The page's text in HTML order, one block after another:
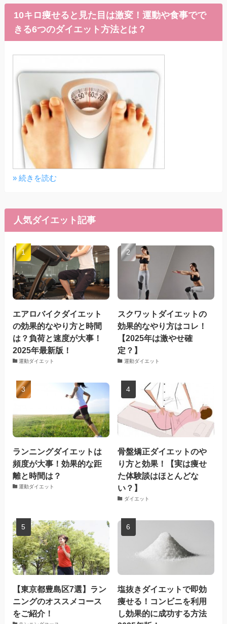
10キロ痩せると見た目は激変！運動や食事でで
きる6つのダイエット方法とは？
» 続きを読む
人気ダイエット記事
エアロバイクダイエット
の効果的なやり方と時間
は？負荷と速度が大事！
2025年最新版！
運動ダイエット
スクワットダイエットの
効果的なやり方はコレ！
【2025年は激やせ確
定？】
運動ダイエット
ランニングダイエットは
頻度が大事！効果的な距
離と時間は？
運動ダイエット
骨盤矯正ダイエットのや
り方と効果！【実は痩せ
た体験談はほとんどな
い？】
ダイエット
【東京都豊島区7選】ラン
ニングのオススメコース
をご紹介！
塩抜きダイエットで即効
痩せる！コンビニを利用
し効果的に成功する方法